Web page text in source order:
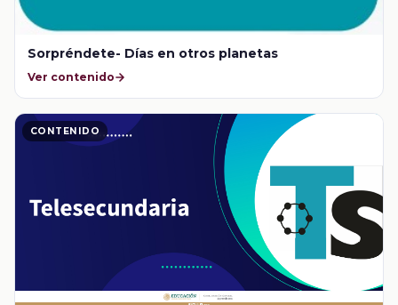
Sorpréndete- Días en otros planetas
Ver contenido
CONTENIDO